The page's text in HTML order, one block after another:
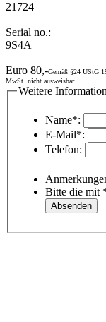
21724
Serial no.:
9S4A
Euro 80,-Gemäß §24 UStG
MwSt. nicht ausweisbar.
Weitere
Name*:
E-Mail*:
Telefon:
Bitte die mit